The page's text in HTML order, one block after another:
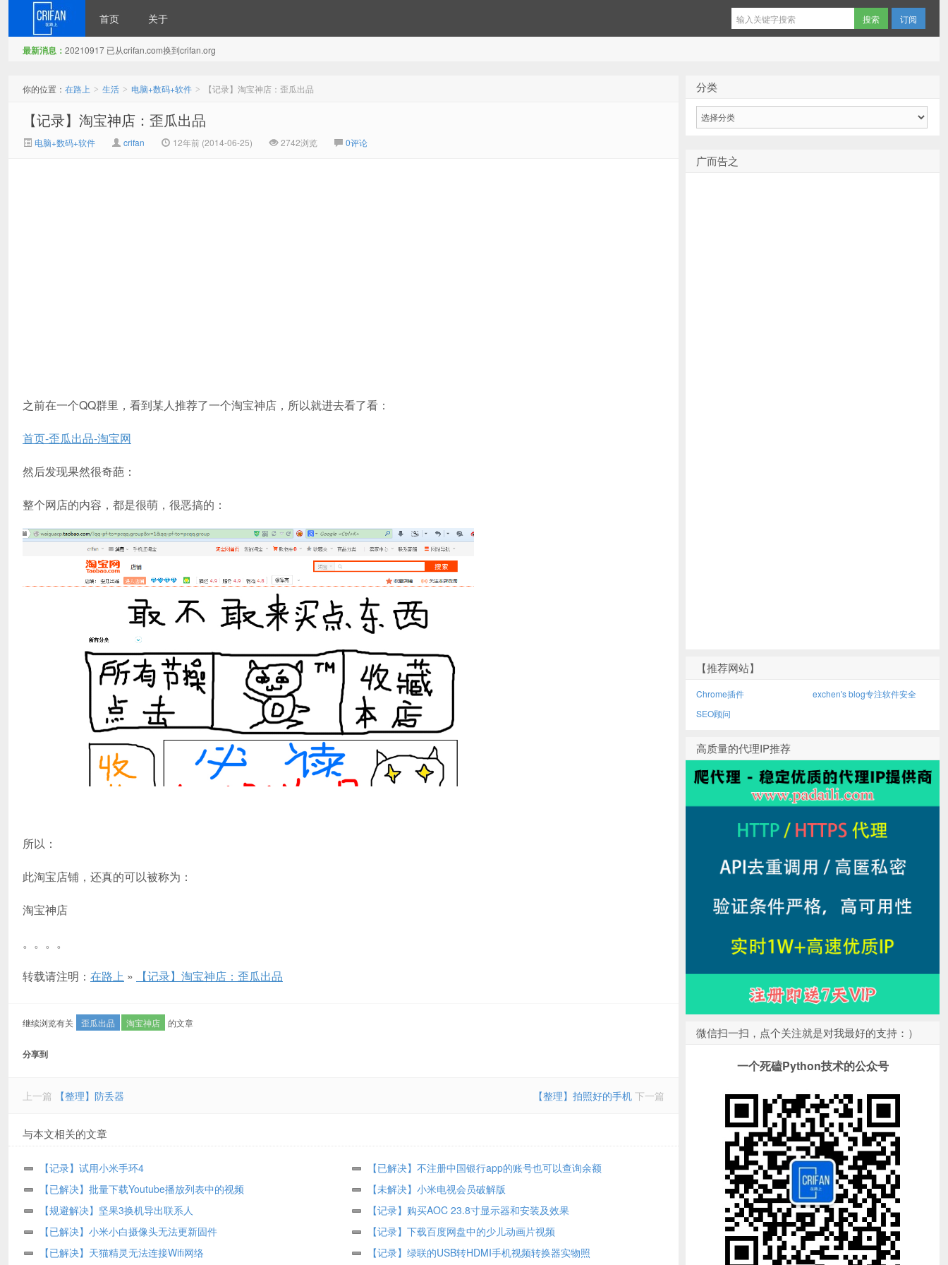
首页 关于 订阅
最新消息： 20210917 已从crifan.com换到crifan.org
你的位置： 在路上 > 生活 > 电脑+数码+软件 > 【记录】淘宝神店：歪瓜出品
【记录】淘宝神店：歪瓜出品
电脑+数码+软件 crifan 12年前 (2014-06-25) 2742浏览 0评论
之前在一个QQ群里，看到某人推荐了一个淘宝神店，所以就进去看了看：
首页-歪瓜出品-淘宝网
然后发现果然很奇葩：
整个网店的内容，都是很萌，很恶搞的：
所以：
此淘宝店铺，还真的可以被称为：
淘宝神店
。。。。
转载请注明： 在路上 » 【记录】淘宝神店：歪瓜出品
继续浏览有关 歪瓜出品 淘宝神店 的文章
分享到
上一篇 【整理】防丢器 【整理】拍照好的手机 下一篇
与本文相关的文章
【记录】试用小米手环4
【已解决】不注册中国银行app的账号也可以查询余额
【已解决】批量下载Youtube播放列表中的视频
【未解决】小米电视会员破解版
【规避解决】坚果3换机导出联系人
【记录】购买AOC 23.8寸显示器和安装及效果
【已解决】小米小白摄像头无法更新固件
【记录】下载百度网盘中的少儿动画片视频
【已解决】天猫精灵无法连接Wifi网络
【记录】绿联的USB转HDMI手机视频转换器实物照
分类
广而告之
【推荐网站】
Chrome插件
exchen's blog专注软件安全
SEO顾问
高质量的代理IP推荐
微信扫一扫，点个关注就是对我最好的支持：）
一个死磕Python技术的公众号